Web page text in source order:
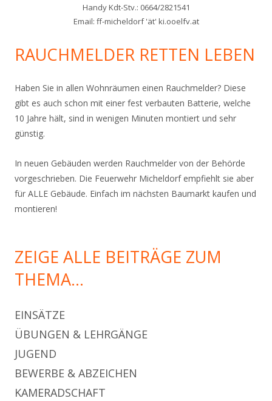
Handy Kdt-Stv.: 0664/2821541
Email: ff-micheldorf 'ät' ki.ooelfv.at
RAUCHMELDER RETTEN LEBEN
Haben Sie in allen Wohnräumen einen Rauchmelder? Diese
gibt es auch schon mit einer fest verbauten Batterie, welche
10 Jahre hält, sind in wenigen Minuten montiert und sehr
günstig.
In neuen Gebäuden werden Rauchmelder von der Behörde
vorgeschrieben. Die Feuerwehr Micheldorf empfiehlt sie aber
für ALLE Gebäude. Einfach im nächsten Baumarkt kaufen und
montieren!
ZEIGE ALLE BEITRÄGE ZUM
THEMA…
EINSÄTZE
ÜBUNGEN & LEHRGÄNGE
JUGEND
BEWERBE & ABZEICHEN
KAMERADSCHAFT